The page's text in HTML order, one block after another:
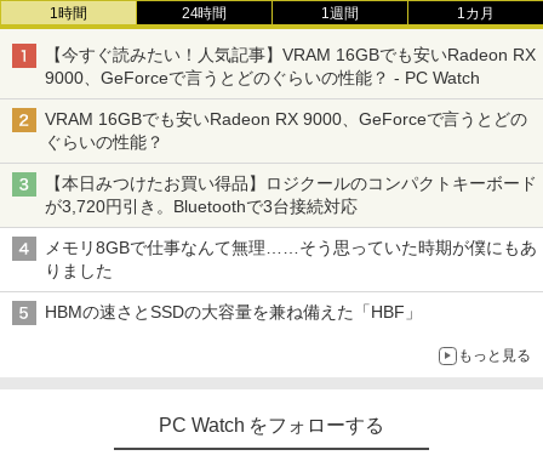
1時間 24時間 1週間 1カ月
【今すぐ読みたい！人気記事】VRAM 16GBでも安いRadeon RX
9000、GeForceで言うとどのぐらいの性能？ - PC Watch
VRAM 16GBでも安いRadeon RX 9000、GeForceで言うとどの
ぐらいの性能？
【本日みつけたお買い得品】ロジクールのコンパクトキーボード
が3,720円引き。Bluetoothで3台接続対応
メモリ8GBで仕事なんて無理……そう思っていた時期が僕にもあ
りました
HBMの速さとSSDの大容量を兼ね備えた「HBF」
もっと見る
PC Watch をフォローする